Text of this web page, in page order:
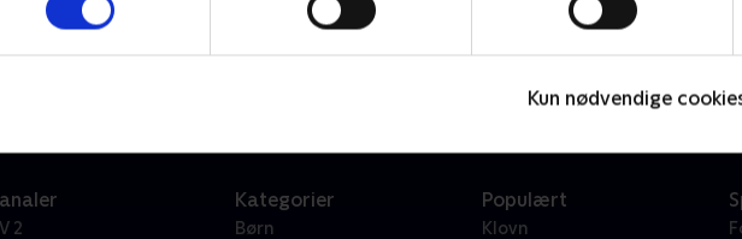
Kun nødvendige
2
Kategorier
Børn
Populært
Klovn